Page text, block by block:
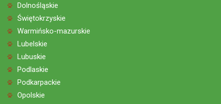
Dolnośląskie
Świętokrzyskie
Warmińsko-mazurskie
Lubelskie
Lubuskie
Podlaskie
Podkarpackie
Opolskie